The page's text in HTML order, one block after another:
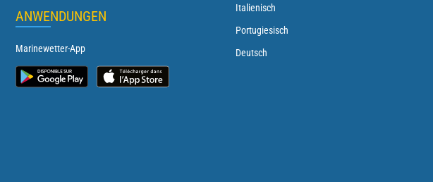
ANWENDUNGEN
Marinewetter-App
Italienisch
Portugiesisch
Deutsch